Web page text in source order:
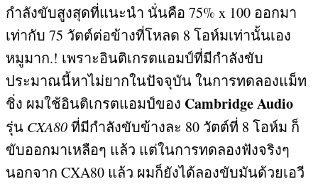
กำลังขับสูงสุดที่แนะนำ นั่นคือ 75% x 100 ออกมา
เท่ากับ 75 วัตต์ต่อข้างที่โหลด 8 โอห์มเท่านั้นเอง
หมูมาก.! เพราะอินติเกรตแอมป์ที่มีกำลังขับ
ประมาณนี้หาไม่ยากในปัจจุบัน ในการทดลองแม็ท
ชิ่ง ผมใช้อินติเกรตแอมป์ของ Cambridge Audio
รุ่น CXA80ที่มีกำลังขับข้างละ 80 วัตต์ที่ 8 โอห์ม ก็
ขับออกมาเหลือๆ แล้ว แต่ในการทดลองฟังจริงๆ
นอกจาก CXA80 แล้ว ผมก็ยังได้ลองขับมันด้วยเอวี